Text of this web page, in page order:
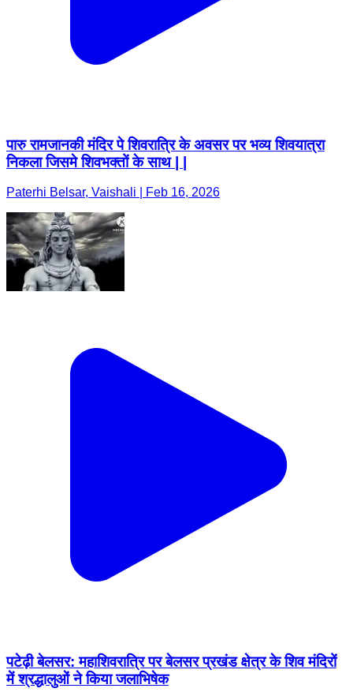
पारु रामजानकी मंदिर पे शिवरात्रि के अवसर पर भव्य शिवयात्रा
निकला जिसमे शिवभक्तों के साथ | |
Paterhi Belsar, Vaishali | Feb 16, 2026
पटेढ़ी बेलसर: महाशिवरात्रि पर बेलसर प्रखंड क्षेत्र के शिव मंदिरों
में श्रद्धालुओं ने किया जलाभिषेक